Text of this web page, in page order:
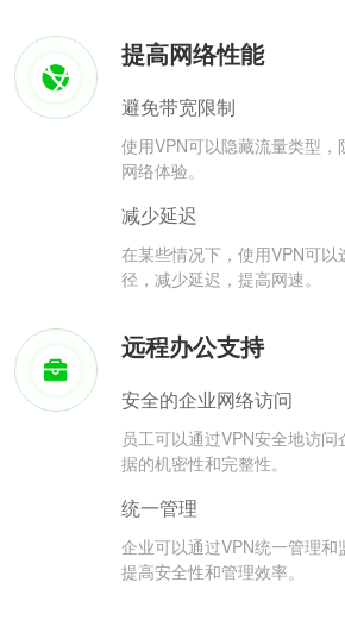
提高网络性能
避免带宽限制
使用VPN可以隐藏流量类型
网络体验。
减少延迟
在某些情况下，使用VPN可以
径，减少延迟，提高网速。
远程办公支持
安全的企业网络访问
员工可以通过VPN安全地访
据的机密性和完整性。
统一管理
企业可以通过VPN统一管理和
提高安全性和管理效率。